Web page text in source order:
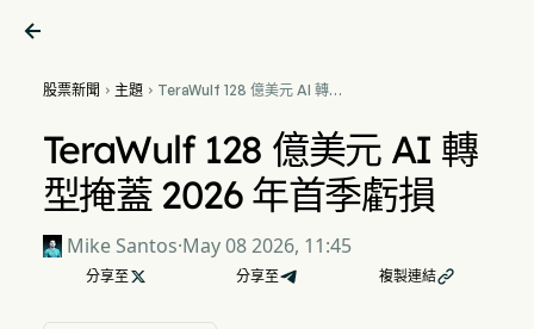

股票新聞  主題 TeraWulf 128 億美元 AI 轉型
TeraWulf 128 億美元 AI 轉
型掩蓋 2026 年首季虧損
Mike Santos·May 08 2026, 11:45
分享至  分享至 複製連結